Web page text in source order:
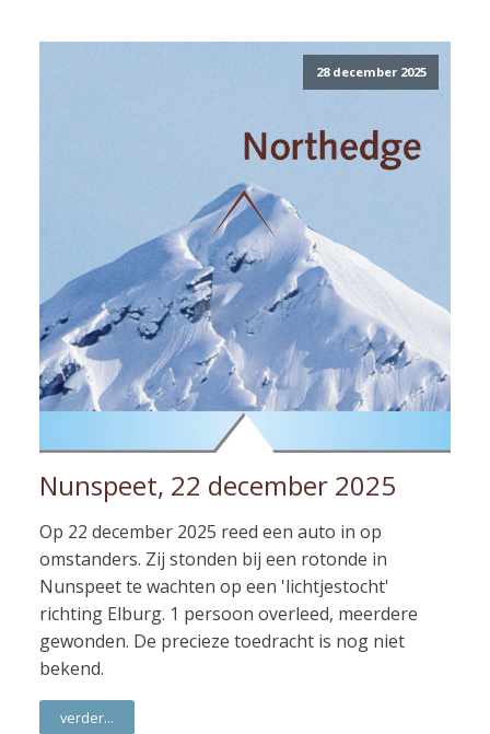
28 december 2025
Nunspeet, 22 december 2025
Op 22 december 2025 reed een auto in op
omstanders. Zij stonden bij een rotonde in
Nunspeet te wachten op een 'lichtjestocht'
richting Elburg. 1 persoon overleed, meerdere
gewonden. De precieze toedracht is nog niet
bekend.
verder...